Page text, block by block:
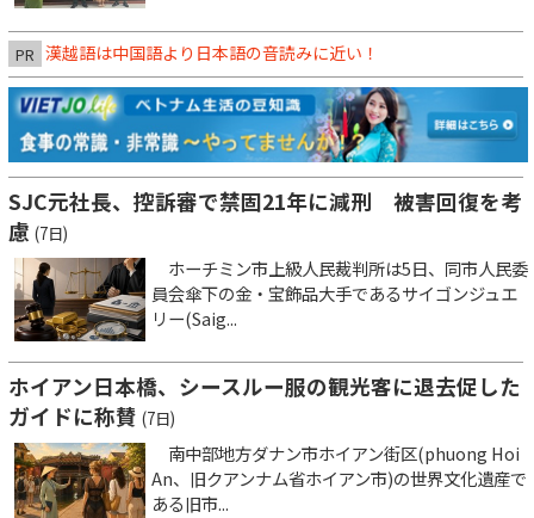
PR 漢越語は中国語より日本語の音読みに近い！
SJC元社長、控訴審で禁固21年に減刑 被害回復を考
慮 (7日)
ホーチミン市上級人民裁判所は5日、同市人民委
員会傘下の金・宝飾品大手であるサイゴンジュエ
リー(Saig...
ホイアン日本橋、シースルー服の観光客に退去促した
ガイドに称賛 (7日)
南中部地方ダナン市ホイアン街区(phuong Hoi
An、旧クアンナム省ホイアン市)の世界文化遺産で
ある旧市...